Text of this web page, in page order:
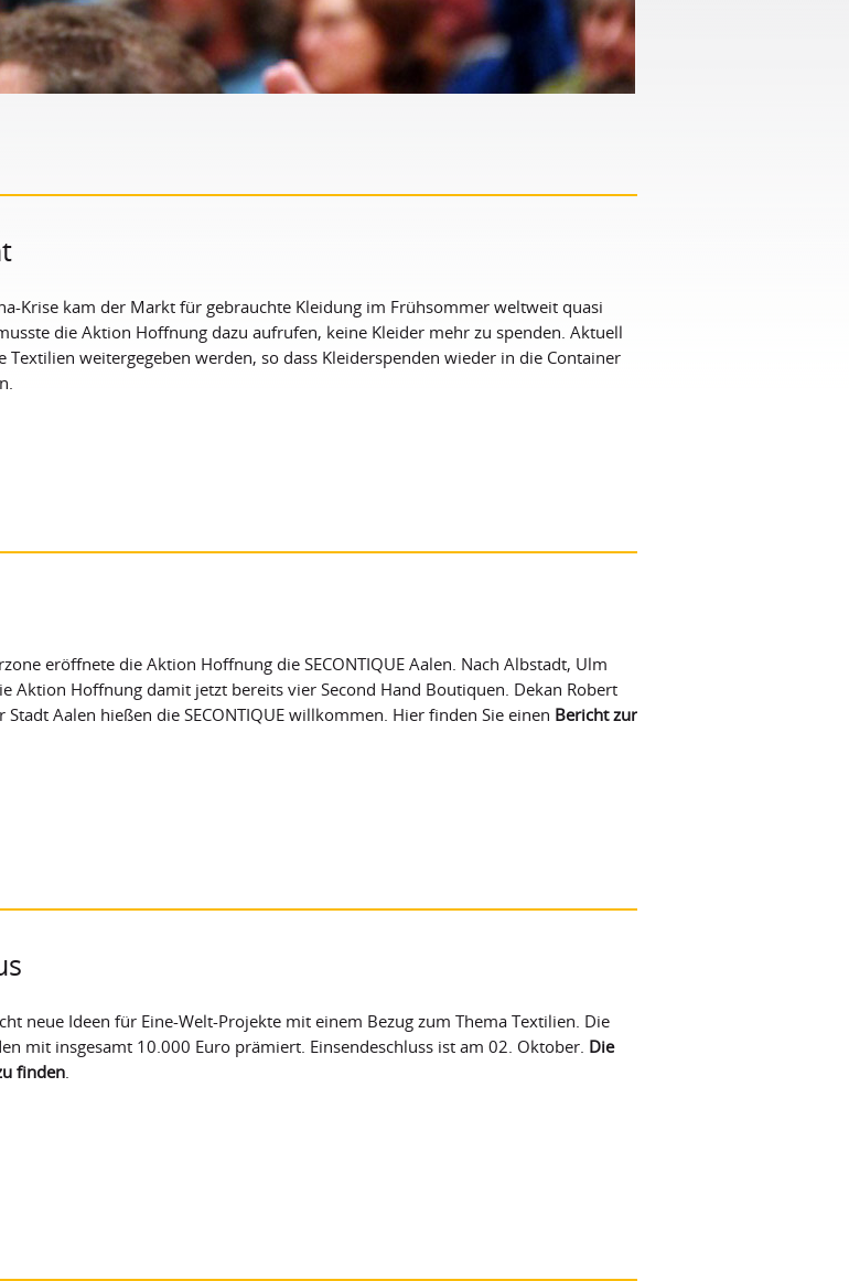
Krise kam der Markt für gebrauchte Kleidung im Frühsommer weltweit quasi
die Aktion Hoffnung dazu aufrufen, keine Kleider mehr zu spenden. Aktuell
Textilien weitergegeben werden, so dass Kleiderspenden wieder in die Container
eröffnete die Aktion Hoffnung die SECONTIQUE Aalen. Nach Albstadt, Ulm
Aktion Hoffnung damit jetzt bereits vier Second Hand Boutiquen. Dekan Robert
Aalen hießen die SECONTIQUE willkommen. Hier finden Sie einen Bericht zur
neue Ideen für Eine-Welt-Projekte mit einem Bezug zum Thema Textilien. Die
mit insgesamt 10.000 Euro prämiert. Einsendeschluss ist am 02. Oktober. Die
finden.